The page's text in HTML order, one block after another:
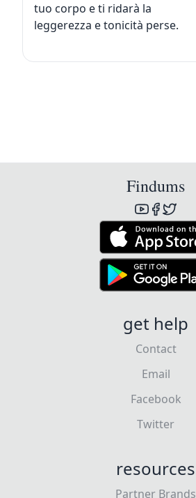
tuo corpo e ti ridarà la
leggerezza e tonicità perse.
Findums
get help
Contact
Email
Facebook
Twitter
resources
Partner Brands